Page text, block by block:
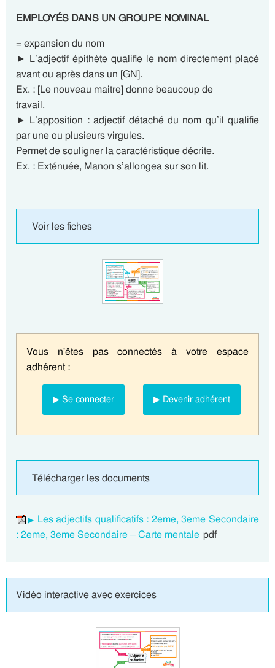
EMPLOYÉS DANS UN GROUPE NOMINAL
= expansion du nom
► L’adjectif épithète qualifie le nom directement placé
avant ou après dans un [GN].
Ex. : [Le nouveau maitre] donne beaucoup de
travail.
► L’apposition : adjectif détaché du nom qu’il qualifie
par une ou plusieurs virgules.
Permet de souligner la caractéristique décrite.
Ex. : Exténuée, Manon s’allongea sur son lit.
Voir les fiches
Vous n'êtes pas connectés à votre espace
adhérent :
▶ Se connecter ▶ Devenir adhérent
Télécharger les documents
Les adjectifs qualificatifs : 2eme, 3eme Secondaire
: 2eme, 3eme Secondaire – Carte mentale pdf
Vidéo interactive avec exercices